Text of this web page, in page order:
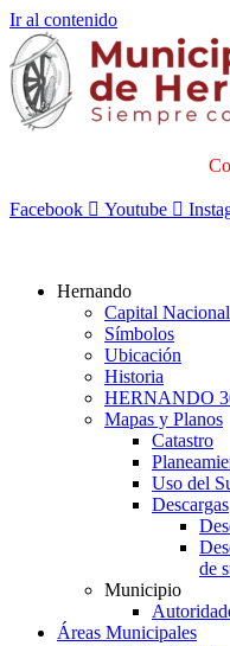
Ir al contenido
Facebook Youtube
Hernando
Capital
Símbolos
Ubicación
Historia
HERNANDO
Mapas y Planos
Catastro
Uso del
Descargas
de
Municipio
Áreas Municipales